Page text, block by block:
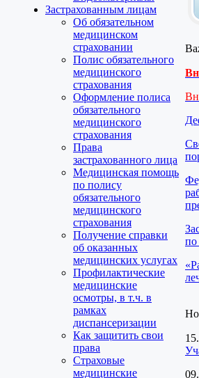
Застрахованным лицам
Об обязательном
медицинском
страховании
Полис обязательного
медицинского
страхования
Оформление полиса
обязательного
медицинского
страхования
Права
застрахованного лица
Медицинская помощь
по полису
обязательного
медицинского
страхования
Получение справки
об оказанных
медицинских услугах
Профилактические
медицинские
осмотры, в т.ч. в
рамках
диспансеризации
Как защитить свои
права
Страховые
медицинские
по